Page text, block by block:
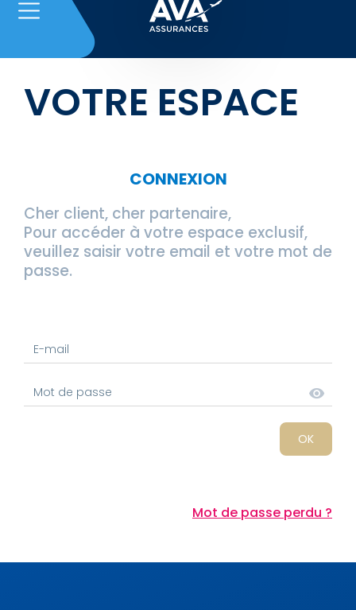
VOTRE ESPACE
CONNEXION
Cher client, cher partenaire,
Pour accéder à votre espace exclusif,
veuillez saisir votre email et votre mot de
passe.
Mot de passe perdu ?